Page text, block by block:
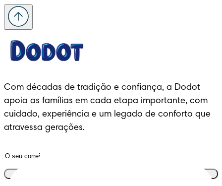
Com décadas de tradição e confiança, a Dodot
apoia as famílias em cada etapa importante, com
cuidado, experiência e um legado de conforto que
atravessa gerações.